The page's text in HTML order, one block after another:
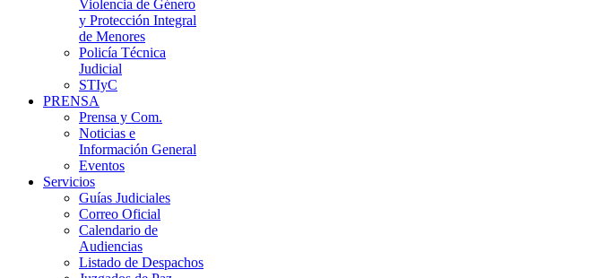
Violencia de Género
y Protección Integral
de Menores
Policía Técnica
Judicial
STIyC
PRENSA
Prensa y Com.
Noticias e
Información General
Eventos
Servicios
Guías Judiciales
Correo Oficial
Calendario de
Audiencias
Listado de Despachos